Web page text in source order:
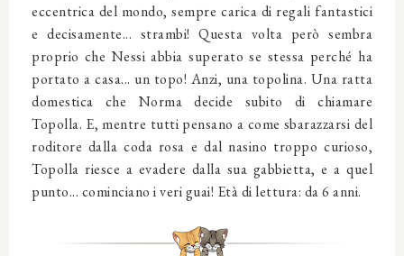
eccentrica del mondo, sempre carica di regali fantastici
e decisamente... strambi! Questa volta però sembra
proprio che Nessi abbia superato se stessa perché ha
portato a casa... un topo! Anzi, una topolina. Una ratta
domestica che Norma decide subito di chiamare
Topolla. E, mentre tutti pensano a come sbarazzarsi del
roditore dalla coda rosa e dal nasino troppo curioso,
Topolla riesce a evadere dalla sua gabbietta, e a quel
punto... cominciano i veri guai! Età di lettura: da 6 anni.